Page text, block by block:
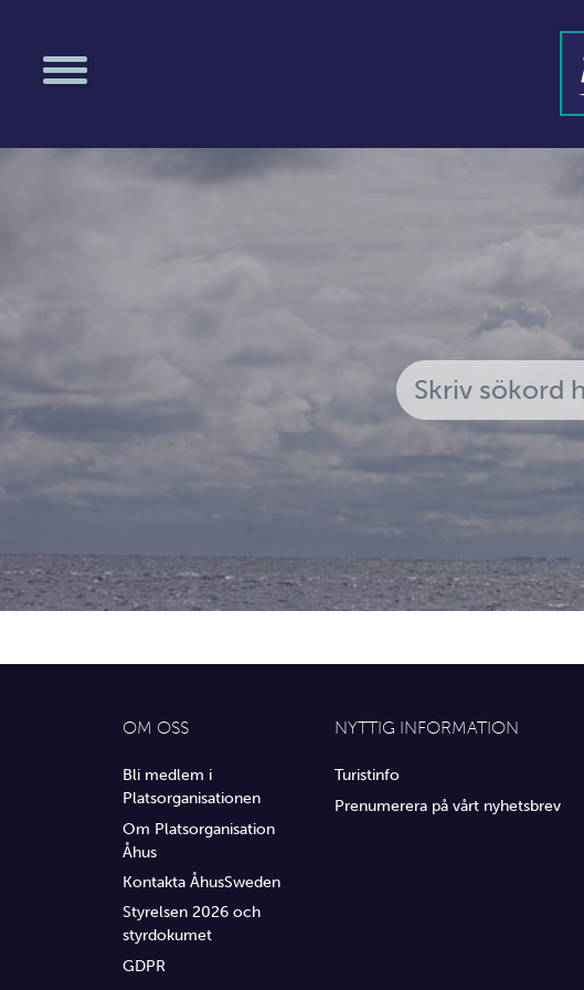
OM OSS
Bli medlem i
Platsorganisationen
Om Platsorganisation
Åhus
Kontakta ÅhusSweden
Styrelsen 2026 och
styrdokumet
GDPR
NYTTIG INFORMATION
Turistinfo
Prenumerera på vårt nyhetsbrev